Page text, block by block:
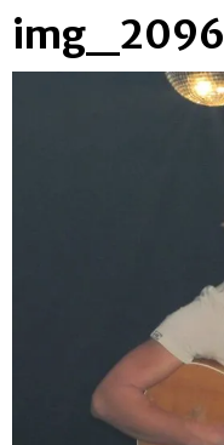
img_2096